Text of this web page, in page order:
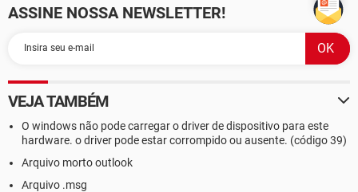
ASSINE NOSSA NEWSLETTER!
VEJA TAMBÉM
O windows não pode carregar o driver de dispositivo para este
hardware. o driver pode estar corrompido ou ausente. (código 39)
Arquivo morto outlook
Arquivo .msg